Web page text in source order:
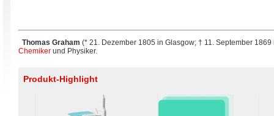
Thomas Graham (* 21. Dezember 1805 in Glasgow; † 11. September
Chemiker und Physiker.
Produkt-Highlight